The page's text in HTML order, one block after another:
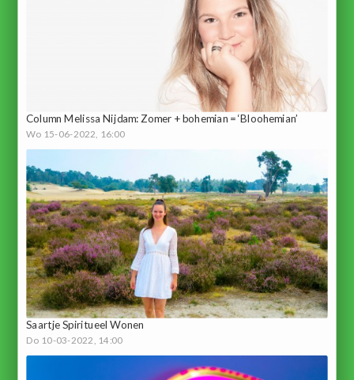
Column Melissa Nijdam: Zomer + bohemian = ‘Bloohemian’
Wo 15-06-2022, 16:00
Saartje Spiritueel Wonen
Do 10-03-2022, 14:00